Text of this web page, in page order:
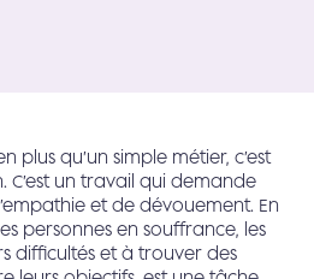
plus qu’un simple métier, c’est
un travail qui demande
et de dévouement. En
personnes en souffrance, les
difficultés et à trouver des